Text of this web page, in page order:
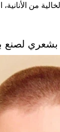
من الأنانية،